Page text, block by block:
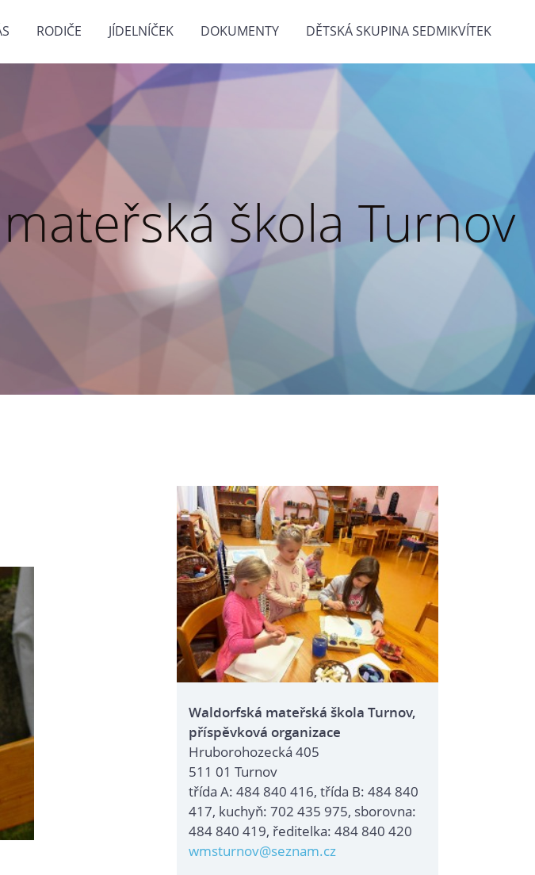
RODIČE JÍDELNÍČEK DOKUMENTY DĚTSKÁ SKUPINA SEDMIKVÍTEK
škola Turnov
Waldorfská mateřská škola Turnov,
příspěvková organizace
Hruborohozecká 405
511 01 Turnov
třída A: 484 840 416, třída B: 484 840
417, kuchyň: 702 435 975, sborovna:
484 840 419, ředitelka: 484 840 420
wmsturnov@seznam.cz